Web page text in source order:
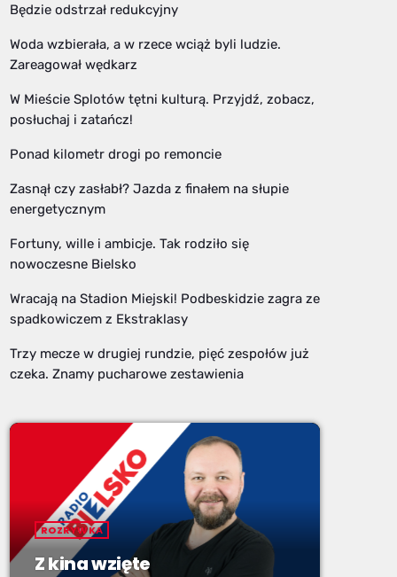
Będzie odstrzał redukcyjny
Woda wzbierała, a w rzece wciąż byli ludzie.
Zareagował wędkarz
W Mieście Splotów tętni kulturą. Przyjdź, zobacz,
posłuchaj i zatańcz!
Ponad kilometr drogi po remoncie
Zasnął czy zasłabł? Jazda z finałem na słupie
energetycznym
Fortuny, wille i ambicje. Tak rodziło się
nowoczesne Bielsko
Wracają na Stadion Miejski! Podbeskidzie zagra ze
spadkowiczem z Ekstraklasy
Trzy mecze w drugiej rundzie, pięć zespołów już
czeka. Znamy pucharowe zestawienia
ROZRYWKA
Z kina wzięte